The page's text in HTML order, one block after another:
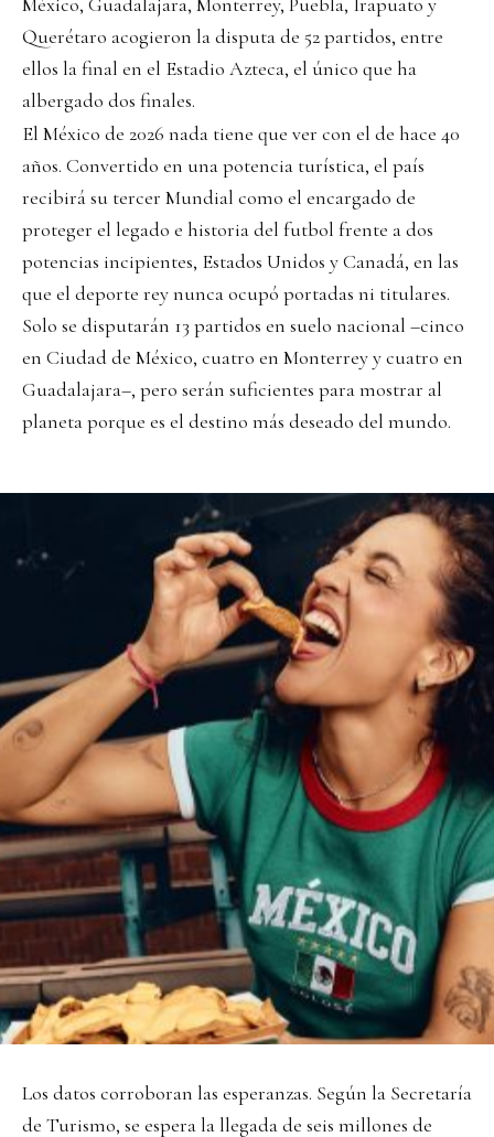
Querétaro acogieron la disputa de 52 partidos, entre
ellos la final en el Estadio Azteca, el único que ha
albergado dos finales.
El México de 2026 nada tiene que ver con el de hace 40
años. Convertido en una potencia turística, el país
recibirá su tercer Mundial como el encargado de
proteger el legado e historia del futbol frente a dos
potencias incipientes, Estados Unidos y Canadá, en las
que el deporte rey nunca ocupó portadas ni titulares.
Solo se disputarán 13 partidos en suelo nacional –cinco
en Ciudad de México, cuatro en Monterrey y cuatro en
Guadalajara–, pero serán suficientes para mostrar al
planeta porque es el destino más deseado del mundo.
Los datos corroboran las esperanzas. Según la Secretaría
de Turismo, se espera la llegada de seis millones de